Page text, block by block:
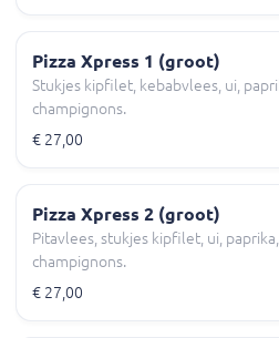
Pizza Xpress 1 (groot)
Stukjes kipfilet, kebabvlees, ui,
champignons.
€ 27,00
Pizza Xpress 2 (groot)
Pitavlees, stukjes kipfilet, ui, paprika,
champignons.
€ 27,00